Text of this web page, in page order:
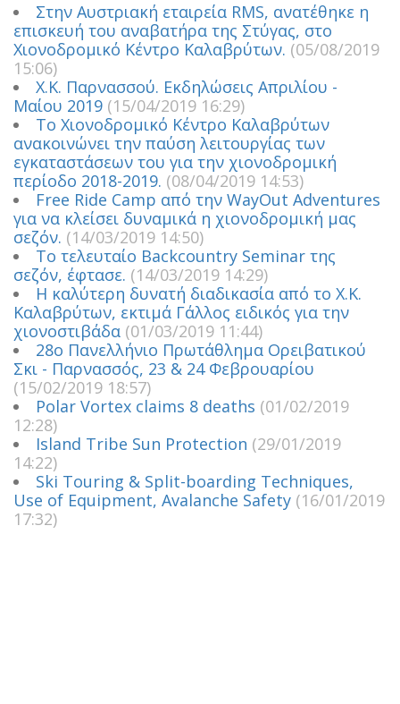
Στην Αυστριακή εταιρεία RMS, ανατέθηκε η
επισκευή του αναβατήρα της Στύγας, στο
Χιονοδρομικό Κέντρο Καλαβρύτων. (05/08/2019
15:06)
Χ.Κ. Παρνασσού. Εκδηλώσεις Απριλίου -
Μαίου 2019 (15/04/2019 16:29)
Το Χιονοδρομικό Κέντρο Καλαβρύτων
ανακοινώνει την παύση λειτουργίας των
εγκαταστάσεων του για την χιονοδρομική
περίοδο 2018-2019. (08/04/2019 14:53)
Free Ride Camp από την WayOut Adventures
για να κλείσει δυναμικά η χιονοδρομική μας
σεζόν. (14/03/2019 14:50)
Το τελευταίο Backcountry Seminar της
σεζόν, έφτασε. (14/03/2019 14:29)
Η καλύτερη δυνατή διαδικασία από το Χ.Κ.
Καλαβρύτων, εκτιμά Γάλλος ειδικός για την
χιονοστιβάδα (01/03/2019 11:44)
28ο Πανελλήνιο Πρωτάθλημα Ορειβατικού
Σκι - Παρνασσός, 23 & 24 Φεβρουαρίου
(15/02/2019 18:57)
Polar Vortex claims 8 deaths (01/02/2019
12:28)
Island Tribe Sun Protection (29/01/2019
14:22)
Ski Touring & Split-boarding Techniques,
Use of Equipment, Avalanche Safety (16/01/2019
17:32)